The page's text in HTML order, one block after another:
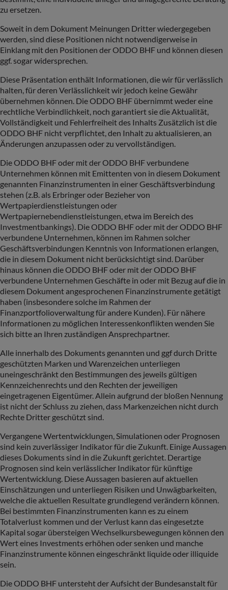
zu ersetzen.
Soweit in dem Dokument Meinungen Dritter wiedergegeben
werden, sind diese Positionen nicht notwendigerweise in
Einklang mit den Positionen der ODDO BHF und können diesen
ggf. sogar widersprechen.
Diese Präsentation enthält Informationen, die wir für verlässlich
halten, für deren Verlässlichkeit wir jedoch keine Gewähr
übernehmen können. Die ODDO BHF übernimmt weder eine
rechtliche Verbindlichkeit, noch garantiert sie die Aktualität,
Vollständigkeit und Fehlerfreiheit des Inhalts Zusätzlich ist die
ODDO BHF nicht verpflichtet, den Inhalt zu aktualisieren, an
Änderungen anzupassen oder zu vervollständigen.
Die ODDO BHF oder mit der ODDO BHF verbundene
Unternehmen können mit Emittenten von in diesem Dokument
genannten Finanzinstrumenten in einer Geschäftsverbindung
stehen (z.B. als Erbringer oder Bezieher von
Wertpapierdienstleistungen oder
Wertpapiernebendienstleistungen, etwa im Bereich des
Investmentbankings). Die ODDO BHF oder mit der ODDO BHF
verbundene Unternehmen, können im Rahmen solcher
Geschäftsverbindungen Kenntnis von Informationen erlangen,
die in diesem Dokument nicht berücksichtigt sind. Darüber
hinaus können die ODDO BHF oder mit der ODDO BHF
verbundene Unternehmen Geschäfte in oder mit Bezug auf die in
diesem Dokument angesprochenen Finanzinstrumente getätigt
haben (insbesondere solche im Rahmen der
Finanzportfolioverwaltung für andere Kunden). Für nähere
Informationen zu möglichen Interessenkonflikten wenden Sie
sich bitte an Ihren zuständigen Ansprechpartner.
Alle innerhalb des Dokuments genannten und ggf durch Dritte
geschützten Marken und Warenzeichen unterliegen
uneingeschränkt den Bestimmungen des jeweils gültigen
Kennzeichenrechts und den Rechten der jeweiligen
eingetragenen Eigentümer. Allein aufgrund der bloßen Nennung
ist nicht der Schluss zu ziehen, dass Markenzeichen nicht durch
Rechte Dritter geschützt sind.
Vergangene Wertentwicklungen, Simulationen oder Prognosen
sind kein zuverlässiger Indikator für die Zukunft. Einige Aussagen
dieses Dokuments sind in die Zukunft gerichtet. Derartige
Prognosen sind kein verlässlicher Indikator für künftige
Wertentwicklung. Diese Aussagen basieren auf aktuellen
Einschätzungen und unterliegen Risiken und Unwägbarkeiten,
welche die aktuellen Resultate grundlegend verändern können.
Bei bestimmten Finanzinstrumenten kann es zu einem
Totalverlust kommen und der Verlust kann das eingesetzte
Kapital sogar übersteigen Wechselkursbewegungen können den
Wert eines Investments erhöhen oder senken und manche
Finanzinstrumente können eingeschränkt liquide oder illiquide
sein.
Die ODDO BHF untersteht der Aufsicht der Bundesanstalt für